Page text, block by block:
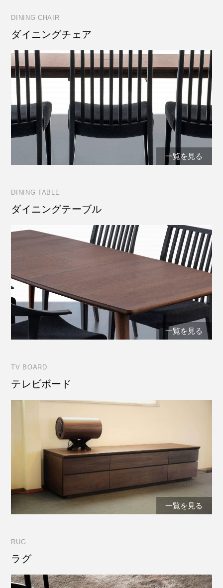
DINING CHAIR
ダイニングチェア
一覧を見る
DINING TABLE
ダイニングテーブル
一覧を見る
TV BOARD
テレビボード
一覧を見る
RUG
ラグ